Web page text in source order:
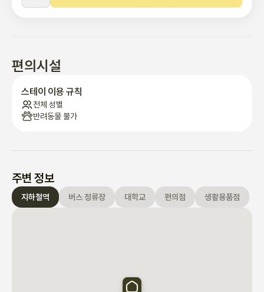
-테이블, 의자
-벽걸이 에어컨
-옷장
⭐️ 주방
-양념 (소금, 설탕, 식용유, 간장)
⭐️ 기타 예방 조치
다) (흡연 시 30만 원의 비용이 부과됩니다)
편의시설
스테이 이용 규칙
전체 성별
반려동물 불가
주변 정보
지하철역 버스 정류장 대학교 편의점 생활용품점